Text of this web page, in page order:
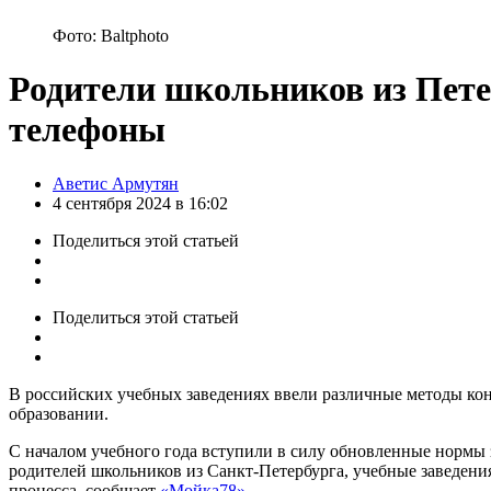
Фото: Baltphoto
Родители школьников из
телефоны
Posted
by
Аветис Армутян
4 сентября 2024 в 16:02
Поделиться этой статьей
Поделиться этой статьей
В российских учебных заведениях ввели различные методы
образовании.
С началом учебного года вступили в силу обновленные
родителей школьников из Санкт-Петербурга, учебные